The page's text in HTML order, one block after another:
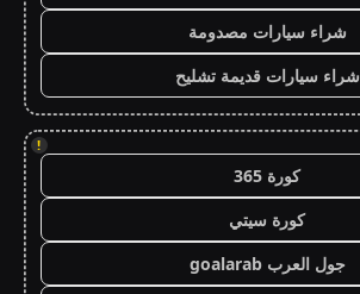
شراء سيارات مصدومة
شراء سيارات قديمة تشليح
!
كورة 365
كورة سيتي
جول العرب goalarab